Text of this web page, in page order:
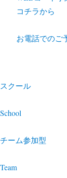
コチラから
お電話でのご
スクール
School
チーム参加型
Team